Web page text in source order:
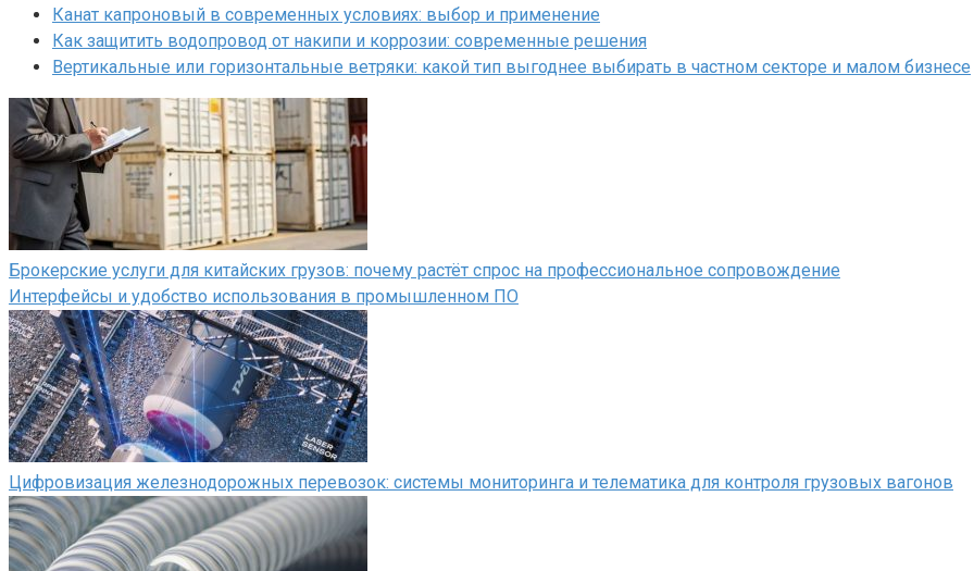
Канат капроновый в современных условиях: выбор и применение
Как защитить водопровод от накипи и коррозии: современные решения
Вертикальные или горизонтальные ветряки: какой тип выгоднее выбирать в частном секторе и малом бизнесе
Брокерские услуги для китайских грузов: почему растёт спрос на профессиональное сопровождение
Интерфейсы и удобство использования в промышленном ПО
Цифровизация железнодорожных перевозок: системы мониторинга и телематика для контроля грузовых вагонов